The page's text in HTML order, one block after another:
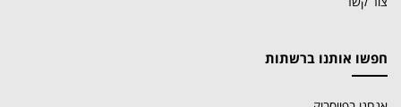
חפשו אותנו ברשתות